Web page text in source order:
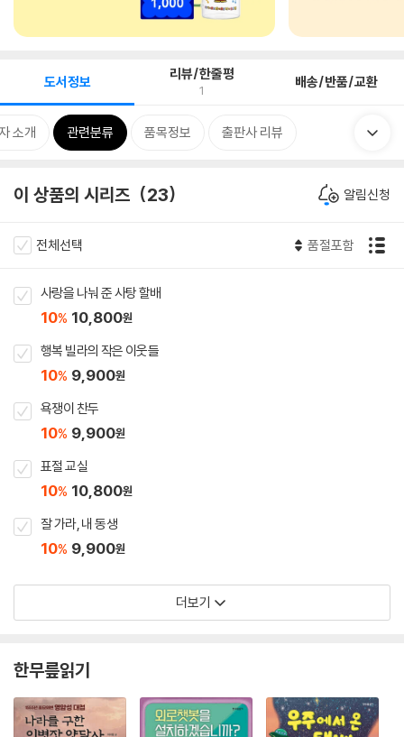
도서정보 리뷰/한줄평
1 배송/반품/교환
소개 관련분류 품목정보 출판사 리뷰
이 상품의 시리즈 23 알림신청
전체선택 품절포함
사랑을 나눠 준 사탕 할배
10% 10,800원
행복 빌라의 작은 이웃들
10% 9,900원
욕쟁이 찬두
10% 9,900원
표절 교실
10% 10,800원
잘 가라, 내 동생
10% 9,900원
더보기
한무릎읽기